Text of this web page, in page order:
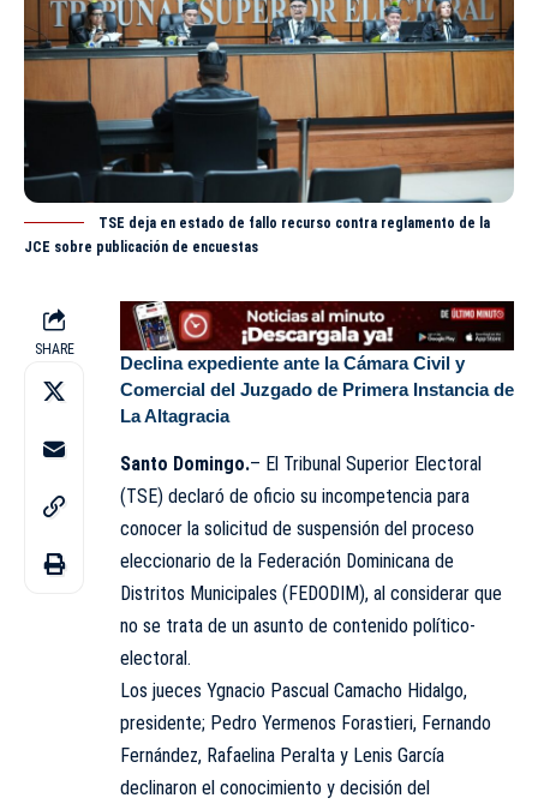
TSE deja en estado de fallo recurso contra reglamento de la
JCE sobre publicación de encuestas
SHARE
Declina expediente ante la Cámara Civil y
Comercial del Juzgado de Primera Instancia de
La Altagracia
Santo Domingo.– El Tribunal Superior Electoral
(TSE) declaró de oficio su incompetencia para
conocer la solicitud de suspensión del proceso
eleccionario de la Federación Dominicana de
Distritos Municipales (FEDODIM), al considerar que
no se trata de un asunto de contenido político-
electoral.
Los jueces Ygnacio Pascual Camacho Hidalgo,
presidente; Pedro Yermenos Forastieri, Fernando
Fernández, Rafaelina Peralta y Lenis García
declinaron el conocimiento y decisión del